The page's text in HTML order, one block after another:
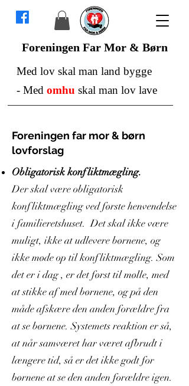
Foreningen Far Mor & Børn
Med lov skal man land bygge
- Med omhu skal man lov lave
Foreningen far mor & børn
lovforslag
Obligatorisk konfliktmægling.
Der skal være obligatorisk
konfliktmægling ved første henvendelse
i familieretshuset. Det skal ikke være
muligt, ikke at udlevere børnene, og
ikke møde op til konfliktmægling. Som
det er i dag , er det først til mølle, med
at stikke af med børnene, og på den
måde afskære den anden forældre fra
at se børnene. Systemets reaktion er så,
at når samværet har været afbrudt i
længere tid, så er det ikke godt for
børnene at se den anden forældre igen.